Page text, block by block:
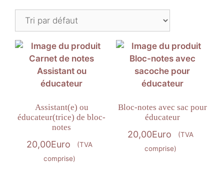
Assistant(e) ou
éducateur(trice) de bloc-
notes
20,00Euro
(TVA
comprise)
Bloc-notes avec sac pour
éducateur
20,00Euro
(TVA
comprise)